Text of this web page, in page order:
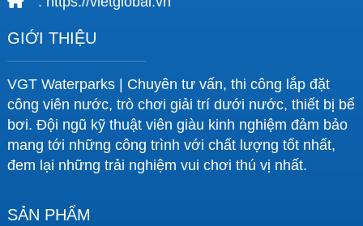
GIỚI THIỆU
VGT Waterparks | Chuyên tư vấn, thi công lắp đặt
công viên nước, trò chơi giải trí dưới nước, thiết bị bể
bơi. Đội ngũ kỹ thuật viên giàu kinh nghiệm đảm bảo
mang tới những công trình với chất lượng tốt nhất,
đem lại những trải nghiệm vui chơi thú vị nhất.
SẢN PHẨM